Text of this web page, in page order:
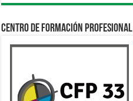
Centro de Formación Profesional